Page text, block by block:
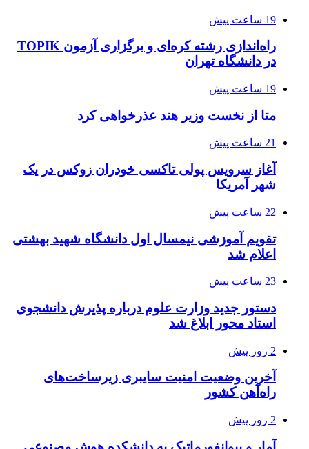
19 ساعت پیش
راه‌اندازی رشته کره‌ای و برگزاری آزمون TOPIK
در دانشگاه تهران
19 ساعت پیش
متا از نخست وزیر هند عذرخواهی کرد
21 ساعت پیش
آغاز سرویس پولی تاکسی خودران زوکس در یک
شهر آمریکا
22 ساعت پیش
تقویم آموزشی نیمسال اول دانشگاه شهید بهشتی
اعلام شد
23 ساعت پیش
دستور جدید وزارت علوم درباره پذیرش دانشجوی
استاد محور ابلاغ شد
2 روز پیش
آخرین وضعیت امنیت سایبری زیرساخت‌های
راه‌آهن کشور
2 روز پیش